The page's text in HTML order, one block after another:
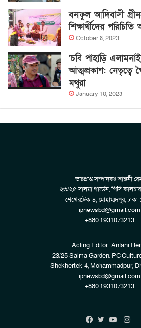
বনফুল আদিবাসী
শিক্ষার্থীদের
October 8, 2023
‘চবি পাহাড়ি
আত্মপ্রকাশ: নেতৃত্বে
মথুরা
January 10, 2023
ভারপ্রাপ্ত সম্পাদকঃ আন্তনী
২৩/২৫ সালমা গার্ডেন, পিসি
শেখেরটেক-৪, মোহাম্মদপুর,
ipnewsbd@gmail.com
+880 1931073213
Acting Editor: Antani
23/25 Salma Garden, PC
Shekhertek-4, Mohammadpur,
ipnewsbd@gmail.com
+880 1931073213